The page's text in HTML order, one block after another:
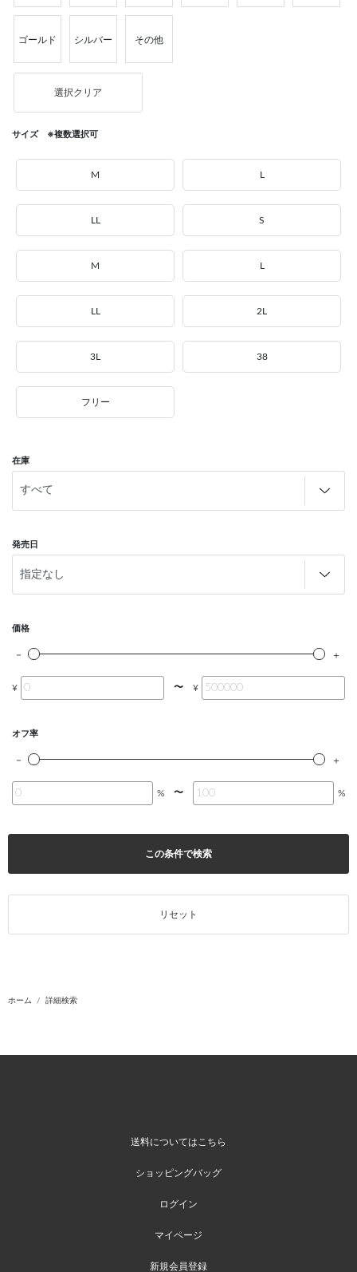
ゴールド シルバー その他
選択クリア
サイズ ※複数選択可
M L
LL S
M L
LL 2L
3L 38
フリー
在庫
発売日
価格
¥ 〜 ¥
オフ率
% 〜 %
この条件で検索
リセット
ホーム 詳細検索
送料についてはこちら
ショッピングバッグ
ログイン
マイページ
新規会員登録